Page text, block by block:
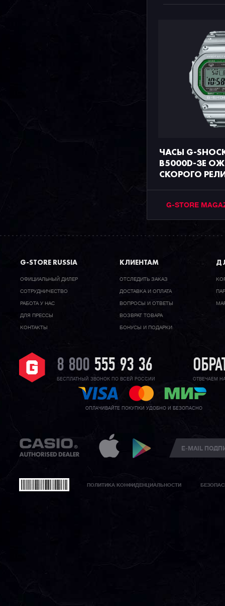
ЧАСЫ G-
B5000D-3E
СКОРОГО
G-STORE
G-STORE RUSSIA
ОФИЦИАЛЬНЫЙ ДИЛЕР
CОТРУДНИЧЕСТВО
РАБОТА У НАС
ДЛЯ ПРЕССЫ
КОНТАКТЫ
КЛИЕНТАМ
ОТСЛЕДИТЬ ЗАКАЗ
ДОСТАВКА И ОПЛАТА
ВОПРОСЫ И ОТВЕТЫ
ВОЗВРАТ ТОВАРА
БОНУСЫ И ПОДАРКИ
8 800 555 93 36
БЕСПЛАТНЫЙ ЗВОНОК ПО ВСЕЙ РОССИИ ОТВЕЧАЕМ
ОПЛАЧИВАЙТЕ ПОКУПКИ УДОБНО И БЕЗОПАСНО
ПОЛИТИКА КОНФИДЕНЦИАЛЬНОСТИ